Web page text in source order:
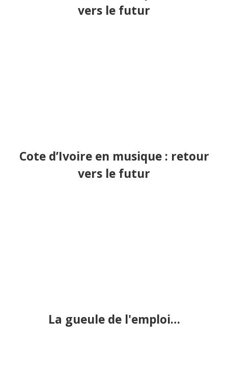
vers le futur
Cote d’Ivoire en musique : retour
vers le futur
La gueule de l'emploi…